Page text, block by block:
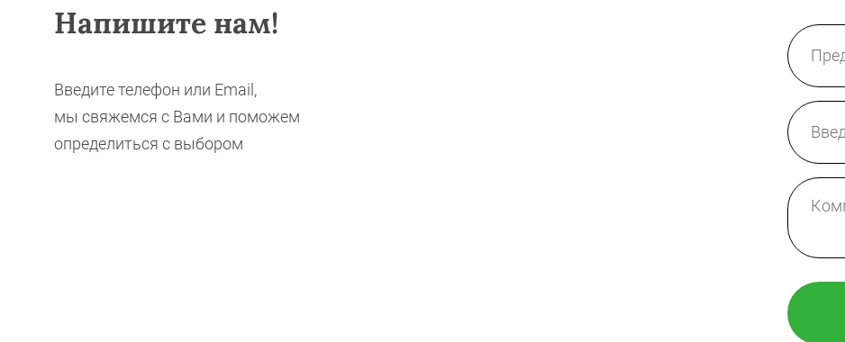
Напишите нам!
Введите телефон или Email,
мы свяжемся с Вами и поможем
определиться с выбором